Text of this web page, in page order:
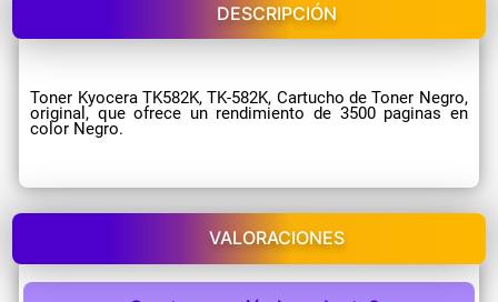
DESCRIPCIÓN
Toner Kyocera TK582K, TK-582K, Cartucho de Toner Negro,
original, que ofrece un rendimiento de 3500 paginas en
color Negro.
VALORACIONES